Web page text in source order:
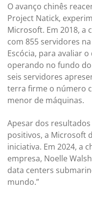
O avanço chinês
Project Natick,
Microsoft. Em 2018,
com 855 servidores
Escócia, para avaliar
operando no fundo
seis servidores
terra firme o número
menor de máquinas.
Apesar dos
positivos, a Microsoft
iniciativa. Em 2024, a
empresa, Noelle
data centers
mundo.”